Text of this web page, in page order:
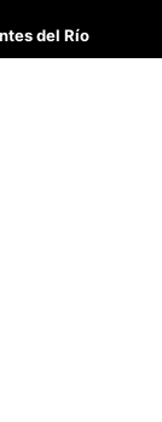
del Río